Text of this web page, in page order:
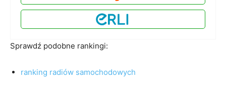
Sprawdź podobne rankingi:
ranking radiów samochodowych